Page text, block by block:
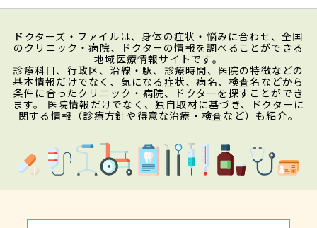
ドクターズ・ファイルは、身体の症状・悩みに合わせ、全国
のクリニック・病院、ドクターの情報を調べることができる
地域医療情報サイトです。
診療科目、行政区、沿線・駅、診療時間、医院の特徴などの
基本情報だけでなく、気になる症状、病名、検査名などから
条件に合ったクリニック・病院、ドクターを探すことができ
ます。 医院情報だけでなく、独自取材に基づき、ドクターに
関する情報（診療方針や得意な治療・検査など）も紹介。